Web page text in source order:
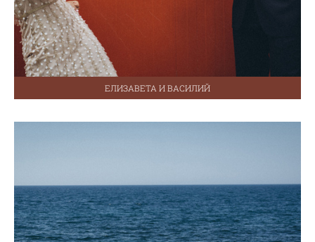
ЕЛИЗАВЕТА И ВАСИЛИЙ